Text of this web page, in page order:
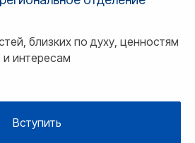
близких по духу, ценностям
и интересам
Вступить